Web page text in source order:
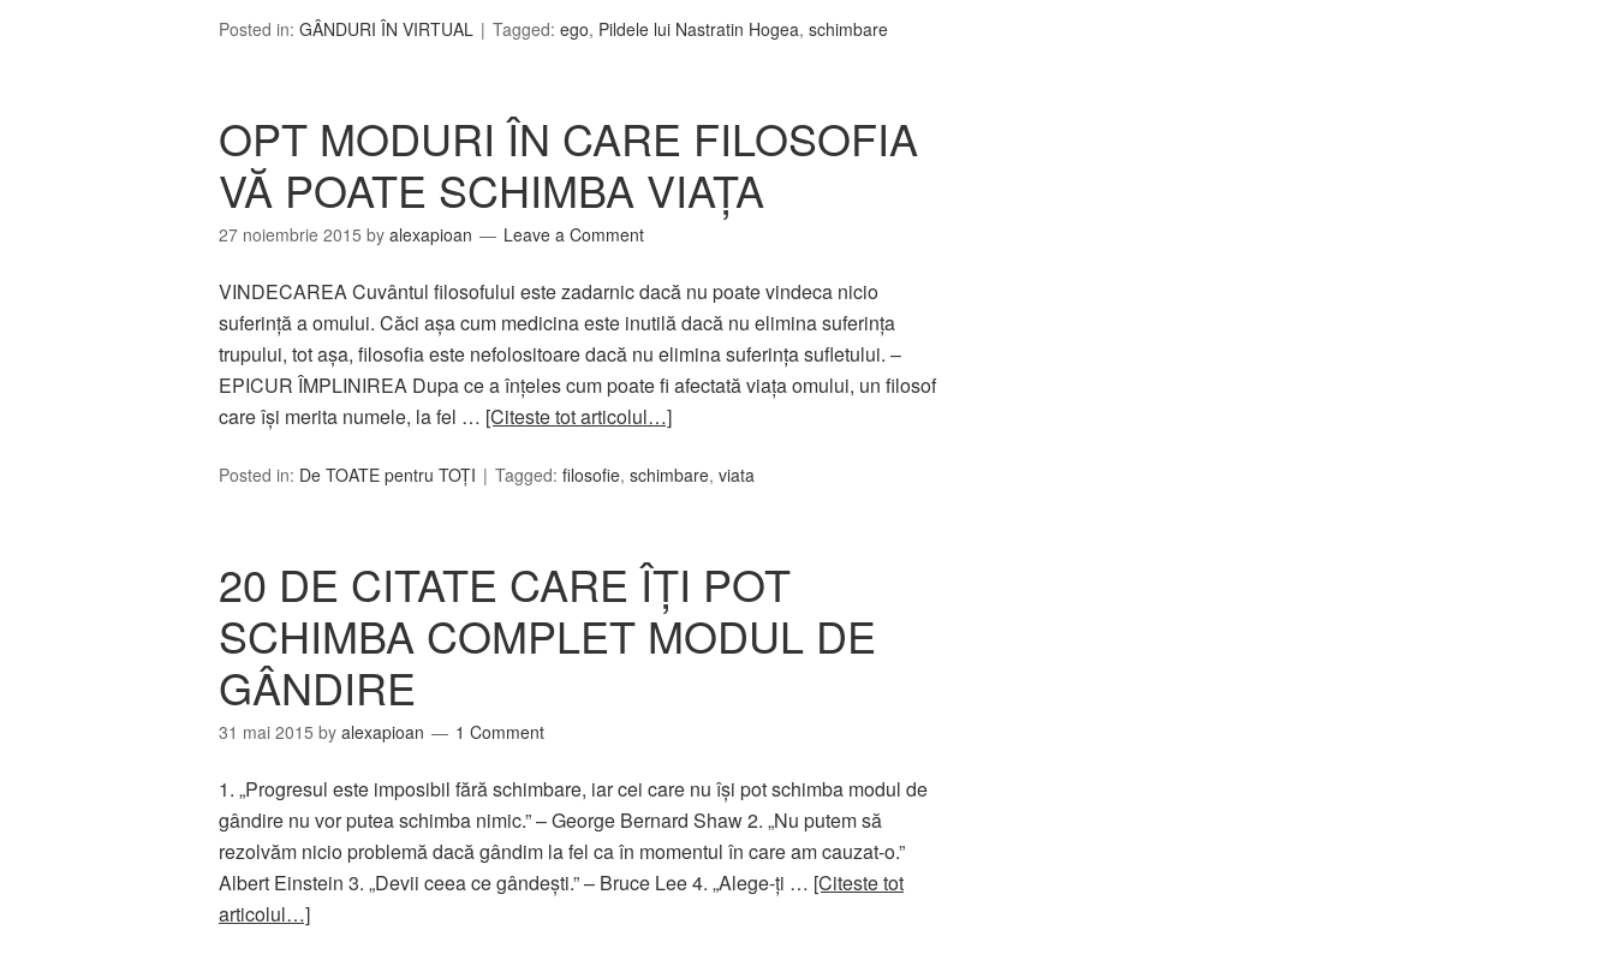
Posted in: GÂNDURI ÎN VIRTUAL Tagged: ego, Pildele lui Nastratin Hogea, schimbare
OPT MODURI ÎN CARE FILOSOFIA
VĂ POATE SCHIMBA VIAŢA
27 noiembrie 2015 by alexapioan Leave a Comment
VINDECAREA Cuvântul filosofului este zadarnic dacă nu poate vindeca nicio
suferinţă a omului. Căci aşa cum medicina este inutilă dacă nu elimina suferinţa
trupului, tot aşa, filosofia este nefolositoare dacă nu elimina suferinţa sufletului. –
EPICUR ÎMPLINIREA Dupa ce a înţeles cum poate fi afectată viaţa omului, un filosof
care îşi merita numele, la fel … [Citeste tot articolul…]
Posted in: De TOATE pentru TOȚI Tagged: filosofie, schimbare, viata
20 DE CITATE CARE ÎŢI POT
SCHIMBA COMPLET MODUL DE
GÂNDIRE
31 mai 2015 by alexapioan 1 Comment
1. „Progresul este imposibil fără schimbare, iar cei care nu îşi pot schimba modul de
gândire nu vor putea schimba nimic.” – George Bernard Shaw 2. „Nu putem să
rezolvăm nicio problemă dacă gândim la fel ca în momentul în care am cauzat-o.”
Albert Einstein 3. „Devii ceea ce gândeşti.” – Bruce Lee 4. „Alege-ţi … [Citeste tot
articolul…]